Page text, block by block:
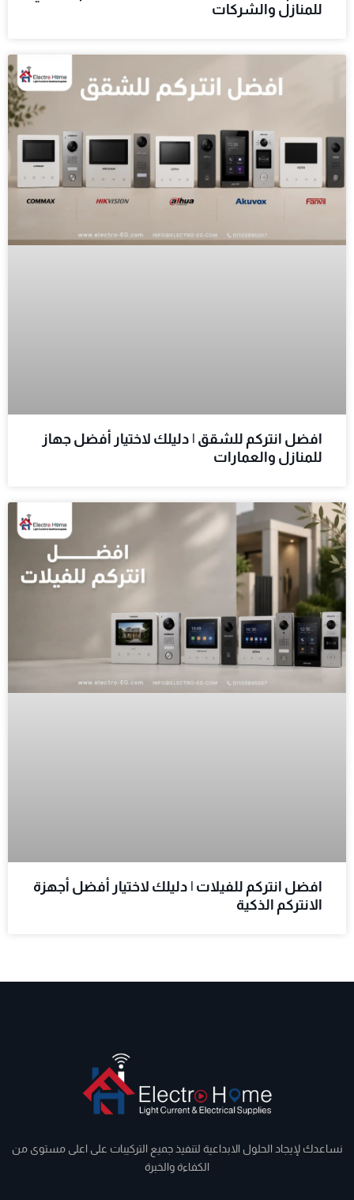
للمنازل والشركات
افضل انتركم للشقق | دليلك لاختيار أفضل جهاز
للمنازل والعمارات
افضل انتركم للفيلات | دليلك لاختيار أفضل أجهزة
الانتركم الذكية
نساعدك لإيجاد الحلول الابداعية لتنفيذ جميع التركيبات على اعلى مستوى من
الكفاءة والخبرة